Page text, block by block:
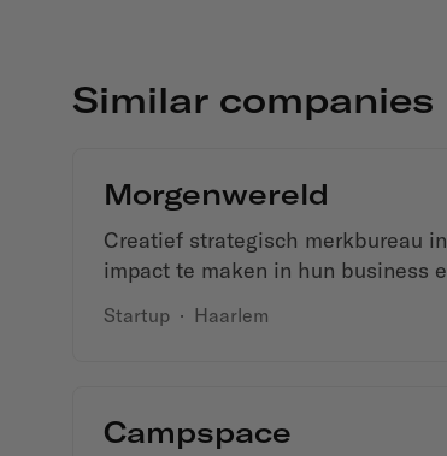
Similar companies
Morgenwereld
Creatief strategisch merkbureau
impact te maken in hun business
Startup · Haarlem
Campspace